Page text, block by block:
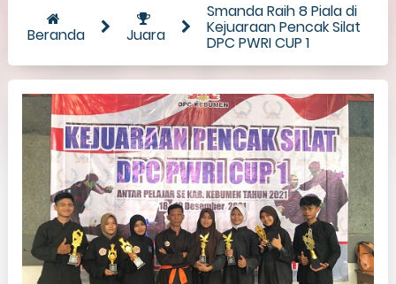
Beranda Juara
Smanda Raih 8 Piala di
Kejuaraan Pencak Silat
DPC PWRI CUP 1